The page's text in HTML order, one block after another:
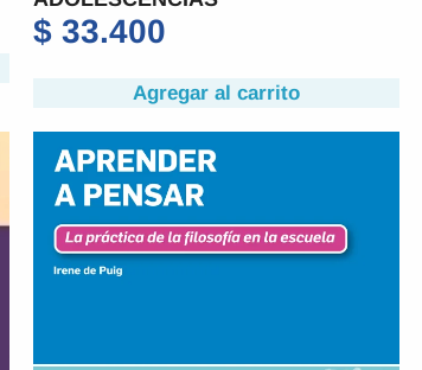
$ 33.400
Agregar al carrito